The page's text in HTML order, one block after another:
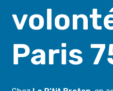
Paris